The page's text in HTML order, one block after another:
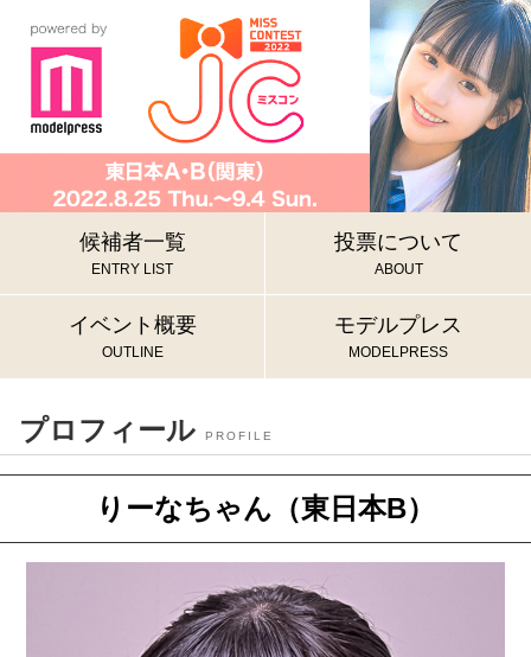
候補者一覧
ENTRY LIST
投票について
ABOUT
イベント概要
OUTLINE
モデルプレス
MODELPRESS
プロフィール PROFILE
りーなちゃん（東日本B）